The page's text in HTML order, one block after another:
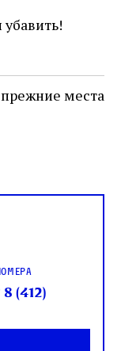
человек,
возмущение
места
(412)